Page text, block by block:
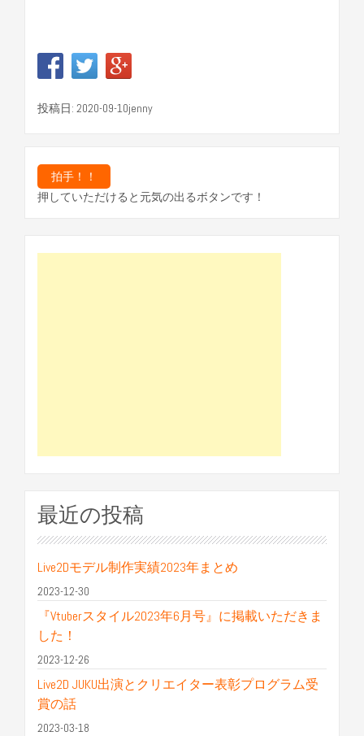
投稿日: 2020-09-10jenny
押していただけると元気の出るボタンです！
最近の投稿
Live2Dモデル制作実績2023年まとめ
2023-12-30
『Vtuberスタイル2023年6月号』に掲載いただきま
した！
2023-12-26
Live2D JUKU出演とクリエイター表彰プログラム受
賞の話
2023-03-18